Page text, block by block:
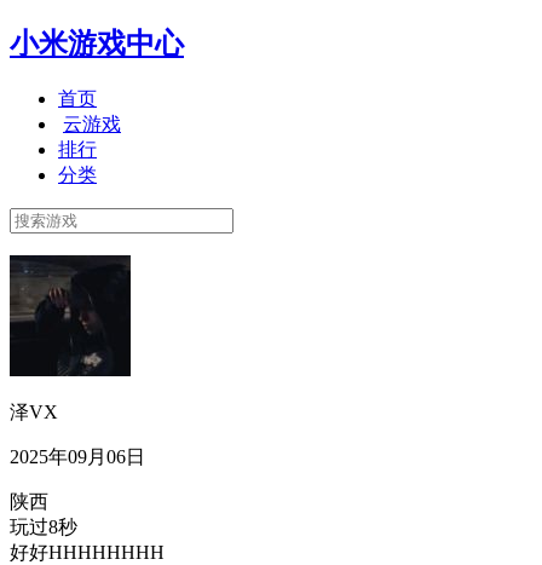
小米游戏中心
首页
云游戏
排行
分类
泽VX
2025年09月06日
陕西
玩过8秒
好好HHHHHHHH